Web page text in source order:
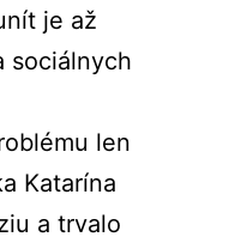
je až
sociálnych
len
Katarína
a trvalo